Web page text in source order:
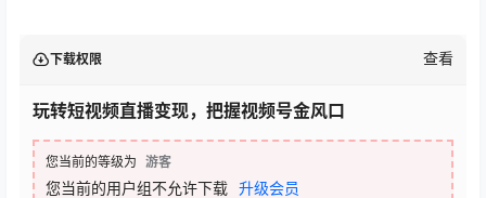
下载权限 查看
玩转短视频直播变现，把握视频号金风口
您当前的等级为 游客
您当前的用户组不允许下载 升级会员